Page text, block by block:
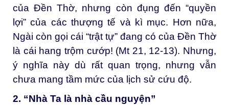
của Đền Thờ, nhưng còn đụng đến “quyền
lợi” của các thượng tế và kì mục. Hơn nữa,
Ngài còn gọi cái “trật tự” đang có của Đền Thờ
là cái hang trộm cướp! (Mt 21, 12-13). Nhưng,
ý nghĩa này dù rất quan trọng, nhưng vẫn
chưa mang tầm mức của lịch sử cứu độ.
2. “Nhà Ta là nhà cầu nguyện”